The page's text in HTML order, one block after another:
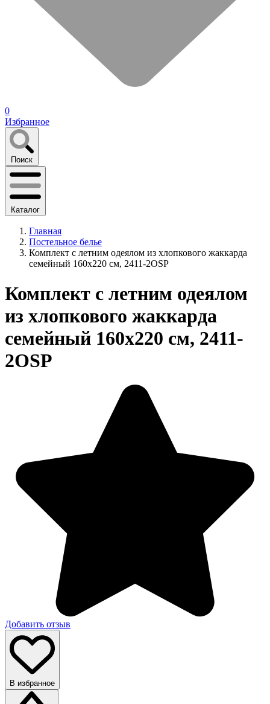
0
Избранное
Поиск
Каталог
Главная
Постельное белье
Комплект с летним одеялом из хлопкового жаккарда
семейный 160х220 см, 2411-2OSP
Комплект с летним одеялом
из хлопкового жаккарда
семейный 160х220 см, 2411-
2OSP
Добавить отзыв
В избранное